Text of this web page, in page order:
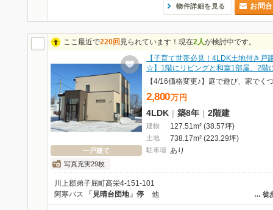
物件詳細を見る お問
ここ最近で220回 見られています！現在2人が検討中です。
一戸建て
写真充実29枚
【子育て世帯必見！4LDK土地付き戸
☆】1階にリビングと和室1部屋、2階
2,800万 円
4LDK | 築8年 | 2階建
建物 127.51m² (38.57坪)
土地 738.17m² (223.29坪)
駐車場 あり
川上郡弟子屈町高栄4-151-101
… 徒
阿寒バス 「見晴台団地」停 他